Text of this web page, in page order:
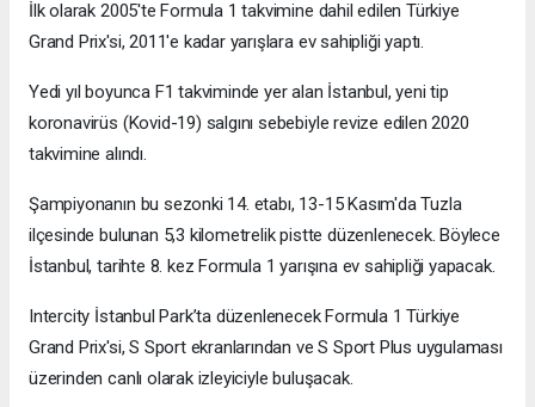
İlk olarak 2005'te Formula 1 takvimine dahil edilen Türkiye
Grand Prix'si, 2011'e kadar yarışlara ev sahipliği yaptı.
Yedi yıl boyunca F1 takviminde yer alan İstanbul, yeni tip
koronavirüs (Kovid-19) salgını sebebiyle revize edilen 2020
takvimine alındı.
Şampiyonanın bu sezonki 14. etabı, 13-15 Kasım'da Tuzla
ilçesinde bulunan 5,3 kilometrelik pistte düzenlenecek. Böylece
İstanbul, tarihte 8. kez Formula 1 yarışına ev sahipliği yapacak.
Intercity İstanbul Park’ta düzenlenecek Formula 1 Türkiye
Grand Prix'si, S Sport ekranlarından ve S Sport Plus uygulaması
üzerinden canlı olarak izleyiciyle buluşacak.